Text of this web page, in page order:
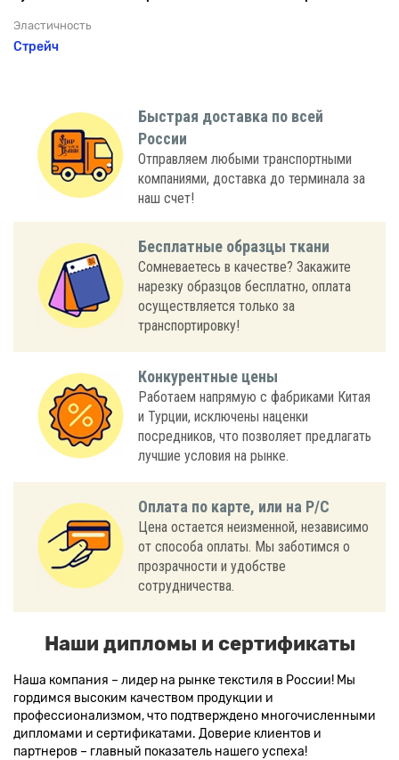
Эластичность
Стрейч
Быстрая доставка по всей
России
Отправляем любыми транспортными
компаниями, доставка до терминала за
наш счет!
Бесплатные образцы ткани
Сомневаетесь в качестве? Закажите
нарезку образцов бесплатно, оплата
осуществляется только за
транспортировку!
Конкурентные цены
Работаем напрямую с фабриками Китая
и Турции, исключены наценки
посредников, что позволяет предлагать
лучшие условия на рынке.
Оплата по карте, или на Р/С
Цена остается неизменной, независимо
от способа оплаты. Мы заботимся о
прозрачности и удобстве
сотрудничества.
Наши дипломы и сертификаты
Наша компания – лидер на рынке текстиля в России! Мы
гордимся высоким качеством продукции и
профессионализмом, что подтверждено многочисленными
дипломами и сертификатами. Доверие клиентов и
партнеров – главный показатель нашего успеха!